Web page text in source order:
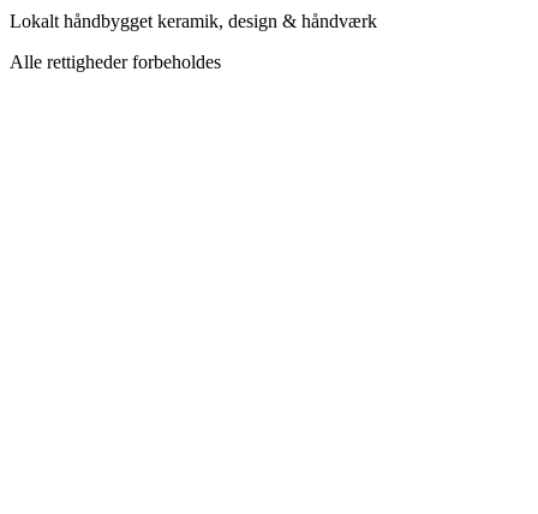
Lokalt håndbygget keramik, design & håndværk
Alle rettigheder forbeholdes